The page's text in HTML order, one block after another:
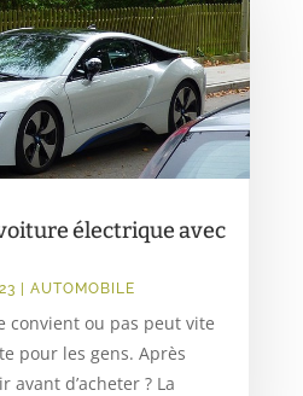
électrique avec
| AUTOMOBILE
convient ou pas peut vite
pour les gens. Après
avant d’acheter ? La